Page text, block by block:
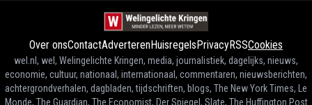
Over onsContactAdverterenHuisregelsPrivacyRSSCookies
wel.nl, wel, Welingelichte Kringen, media, journalistiek, dagelijks, nieuws,
economie, cultuur, nationaal, internationaal, commentaren, nieuwsberichten,
achtergrondverhalen, dagbladen, tijdschriften, blogs, The New York Times, Le
Monde, The Guardian, The Economist, Der Spiegel, Slate, The Huffington Post